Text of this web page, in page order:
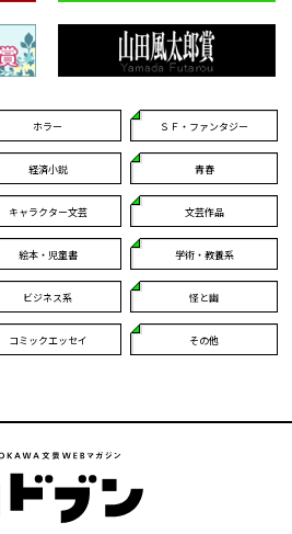
ホラー ＳＦ・ファンタジー
経済小説 青春
キャラクター文芸 文芸作品
絵本・児童書 学術・教養系
ビジネス系 怪と幽
コミックエッセイ その他